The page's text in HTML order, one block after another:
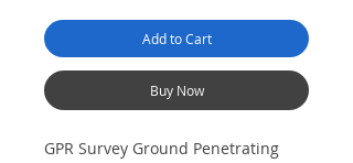
Add to Cart
Buy Now
GPR Survey Ground Penetrating